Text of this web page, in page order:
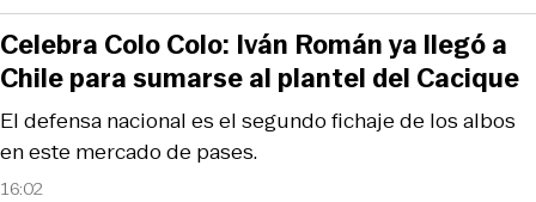
16:02
El defensa nacional es el segundo fichaje de los albos
en este mercado de pases.
Celebra Colo Colo: Iván Román ya llegó a
Chile para sumarse al plantel del Cacique